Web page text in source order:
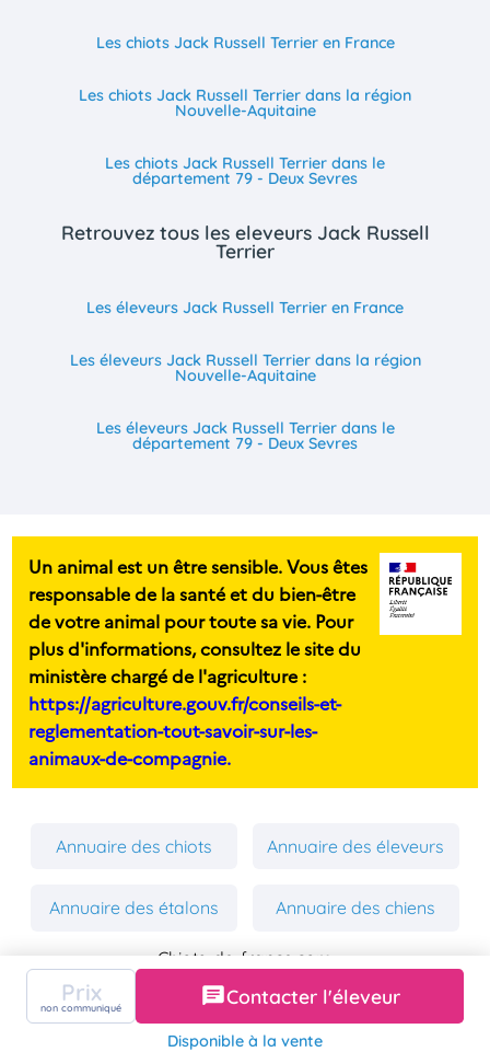
Prix
non communiqué Contacter l'éleveur
Disponible à la vente
Les chiots Jack Russell Terrier en France
Les chiots Jack Russell Terrier dans la région
Nouvelle-Aquitaine
Les chiots Jack Russell Terrier dans le
département 79 - Deux Sevres
Retrouvez tous les eleveurs Jack Russell
Terrier
Les éleveurs Jack Russell Terrier en France
Les éleveurs Jack Russell Terrier dans la région
Nouvelle-Aquitaine
Les éleveurs Jack Russell Terrier dans le
département 79 - Deux Sevres
Un animal est un être sensible. Vous êtes
responsable de la santé et du bien-être
de votre animal pour toute sa vie. Pour
plus d'informations, consultez le site du
ministère chargé de l'agriculture :
https://agriculture.gouv.fr/conseils-et-
reglementation-tout-savoir-sur-les-
animaux-de-compagnie.
Annuaire des chiots Annuaire des éleveurs
Annuaire des étalons Annuaire des chiens
Chiots-de-france.com
Mentions Légales
Politique de Confidentialité
Copyright 2026 Chiens-de-france.com